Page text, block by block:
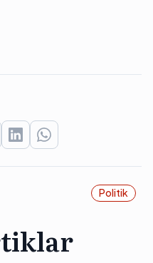
Politik